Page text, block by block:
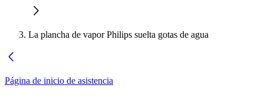
La plancha de vapor Philips suelta gotas de agua
Página de inicio de asistencia